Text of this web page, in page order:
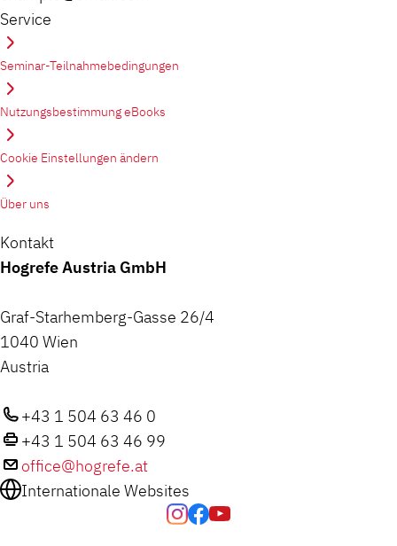
Service
Seminar-Teilnahmebedingungen
Nutzungsbestimmung eBooks
Cookie Einstellungen ändern
Über uns
Kontakt
Hogrefe Austria GmbH
Graf-Starhemberg-Gasse 26/4
1040 Wien
Austria
+43 1 504 63 46 0
+43 1 504 63 46 99
office@hogrefe.at
Internationale Websites